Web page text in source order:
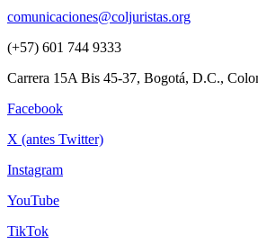
comunicaciones@coljuristas.org
(+57) 601 744 9333
Carrera 15A Bis 45-37, Bogotá, D.C.,
Facebook
X (antes Twitter)
Instagram
YouTube
TikTok